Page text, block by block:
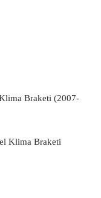
Braketi (2007-
Klima Braketi